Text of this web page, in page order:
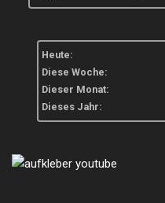
Heute:
Diese Woche:
Dieser Monat:
Dieses Jahr: